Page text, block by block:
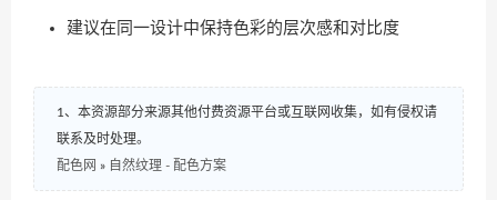
建议在同一设计中保持色彩的层次感和对比度
1、本资源部分来源其他付费资源平台或互联网收集，如有侵权请
联系及时处理。
配色网 » 自然纹理 - 配色方案